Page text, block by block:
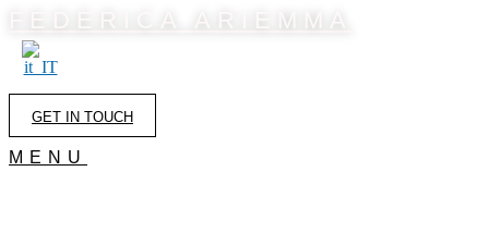
contenuto
FEDERICA ARIEMMA
GET IN TOUCH
MENU